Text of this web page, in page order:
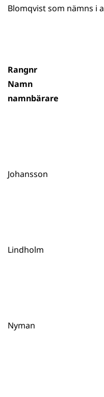
Blomqvist som nämns i
Rangnr
Namn
namnbärare